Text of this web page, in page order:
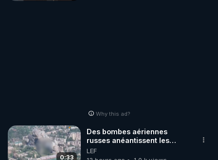
Why this ad?
0:33
Des bombes aériennes
russes anéantissent les
centres de contrôle de
drones de 3 brigades
LEF